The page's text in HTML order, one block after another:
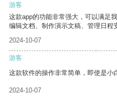
游客
这款app的功能非常强大，可以满足
编辑文档、制作演示文稿、管理日程
2024-10-07
游客
这款软件的操作非常简单，即使是小
2024-10-07